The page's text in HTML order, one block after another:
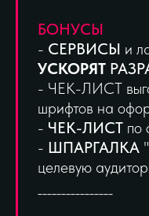
БОНУСЫ
- СЕРВИСЫ и
УСКОРЯТ
- ЧЕК-ЛИСТ
шрифтов на
- ЧЕК-ЛИСТ по
- ШПАРГАЛКА
целевую